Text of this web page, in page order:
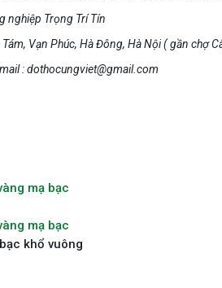
nghiệp Trọng Trí Tín
Vạn Phúc, Hà Đông, Hà Nội ( gần chợ
: dothocungviet@gmail.com
mạ bạc
mạ bạc
khổ vuông